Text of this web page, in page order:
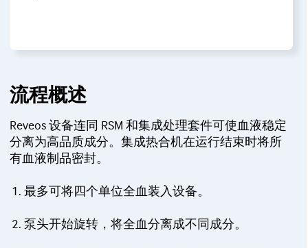
流程概述
Reveos 设备连同 RSM 和集成处理套件可使血液稳定
分离为高品质成分。集成热合机在运行结束时将所
有血液制品密封。
最多可将四个单位全血装入设备。
泵头开始旋转，将全血分离成不同成分。